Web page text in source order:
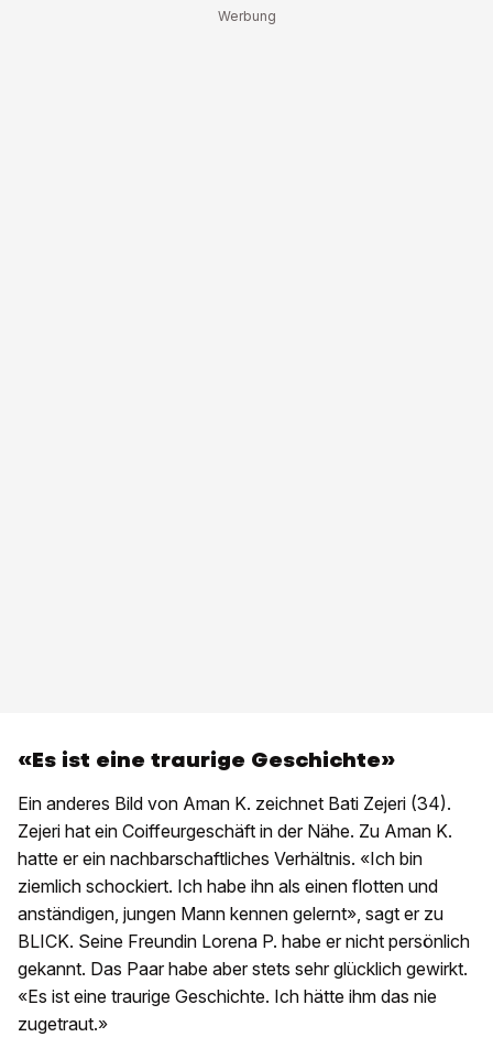
«Es ist eine traurige Geschichte»
Ein anderes Bild von Aman K. zeichnet Bati Zejeri (34).
Zejeri hat ein Coiffeurgeschäft in der Nähe. Zu Aman K.
hatte er ein nachbarschaftliches Verhältnis. «Ich bin
ziemlich schockiert. Ich habe ihn als einen flotten und
anständigen, jungen Mann kennen gelernt», sagt er zu
BLICK. Seine Freundin Lorena P. habe er nicht persönlich
gekannt. Das Paar habe aber stets sehr glücklich gewirkt.
«Es ist eine traurige Geschichte. Ich hätte ihm das nie
zugetraut.»